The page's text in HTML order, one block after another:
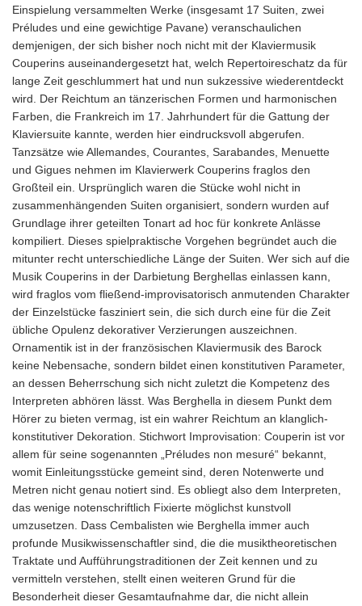
Einspielung versammelten Werke (insgesamt 17 Suiten, zwei
Préludes und eine gewichtige Pavane) veranschaulichen
demjenigen, der sich bisher noch nicht mit der Klaviermusik
Couperins auseinandergesetzt hat, welch Repertoireschatz da für
lange Zeit geschlummert hat und nun sukzessive wiederentdeckt
wird. Der Reichtum an tänzerischen Formen und harmonischen
Farben, die Frankreich im 17. Jahrhundert für die Gattung der
Klaviersuite kannte, werden hier eindrucksvoll abgerufen.
Tanzsätze wie Allemandes, Courantes, Sarabandes, Menuette
und Gigues nehmen im Klavierwerk Couperins fraglos den
Großteil ein. Ursprünglich waren die Stücke wohl nicht in
zusammenhängenden Suiten organisiert, sondern wurden auf
Grundlage ihrer geteilten Tonart ad hoc für konkrete Anlässe
kompiliert. Dieses spielpraktische Vorgehen begründet auch die
mitunter recht unterschiedliche Länge der Suiten. Wer sich auf die
Musik Couperins in der Darbietung Berghellas einlassen kann,
wird fraglos vom fließend-improvisatorisch anmutenden Charakter
der Einzelstücke fasziniert sein, die sich durch eine für die Zeit
übliche Opulenz dekorativer Verzierungen auszeichnen.
Ornamentik ist in der französischen Klaviermusik des Barock
keine Nebensache, sondern bildet einen konstitutiven Parameter,
an dessen Beherrschung sich nicht zuletzt die Kompetenz des
Interpreten abhören lässt. Was Berghella in diesem Punkt dem
Hörer zu bieten vermag, ist ein wahrer Reichtum an klanglich-
konstitutiver Dekoration. Stichwort Improvisation: Couperin ist vor
allem für seine sogenannten „Préludes non mesuré“ bekannt,
womit Einleitungsstücke gemeint sind, deren Notenwerte und
Metren nicht genau notiert sind. Es obliegt also dem Interpreten,
das wenige notenschriftlich Fixierte möglichst kunstvoll
umzusetzen. Dass Cembalisten wie Berghella immer auch
profunde Musikwissenschaftler sind, die die musiktheoretischen
Traktate und Aufführungstraditionen der Zeit kennen und zu
vermitteln verstehen, stellt einen weiteren Grund für die
Besonderheit dieser Gesamtaufnahme dar, die nicht allein